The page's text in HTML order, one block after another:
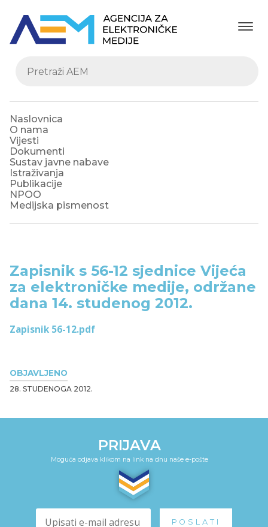
Naslovnica
O nama
Vijesti
Dokumenti
Sustav javne nabave
Istraživanja
Publikacije
NPOO
Medijska pismenost
OBJAVLJENO
28. STUDENOGA 2012.
Zapisnik s 56-12 sjednice Vijeća
za elektroničke medije, održane
dana 14. studenog 2012.
Zapisnik 56-12.pdf
PRIJAVA
Moguća odjava klikom na link na dnu naše e-pošte